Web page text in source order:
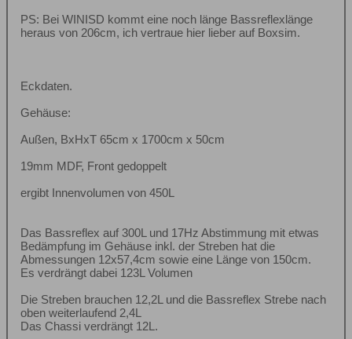
PS: Bei WINISD kommt eine noch länge Bassreflexlänge
heraus von 206cm, ich vertraue hier lieber auf Boxsim.
Eckdaten.
Gehäuse:
Außen, BxHxT 65cm x 1700cm x 50cm
19mm MDF, Front gedoppelt
ergibt Innenvolumen von 450L
Das Bassreflex auf 300L und 17Hz Abstimmung mit etwas
Bedämpfung im Gehäuse inkl. der Streben hat die
Abmessungen 12x57,4cm sowie eine Länge von 150cm.
Es verdrängt dabei 123L Volumen
Die Streben brauchen 12,2L und die Bassreflex Strebe nach
oben weiterlaufend 2,4L
Das Chassi verdrängt 12L.